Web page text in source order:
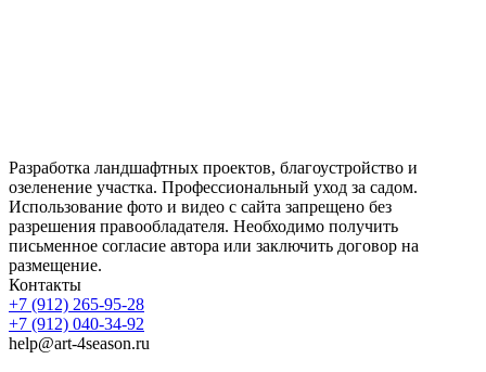
Разработка ландшафтных проектов, благоустройство и
озеленение участка. Профессиональный уход за садом.
Использование фото и видео с сайта запрещено без
разрешения правообладателя. Необходимо получить
письменное согласие автора или заключить договор на
размещение.
Контакты
+7 (912) 265-95-28
+7 (912) 040-34-92
help@art-4season.ru